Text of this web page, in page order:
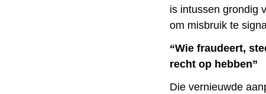
is intussen grondig
om misbruik te
“Wie fraudeert,
recht op hebben”
Die vernieuwde